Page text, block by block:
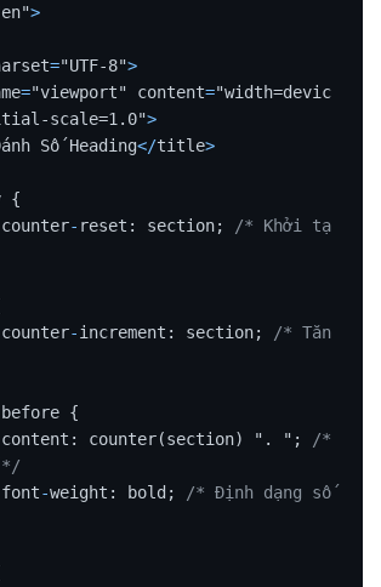
>
="UTF-8">
="viewport" content="width=devic
scale=1.0">
Số Heading</title>
            counter
- reset: section;
/* Khởi tạ
            counter
-increment: section;
/* Tăn
            content: counter(section) ". ";
/*
*/
            font
-weight: bold;
/* Định dạng số